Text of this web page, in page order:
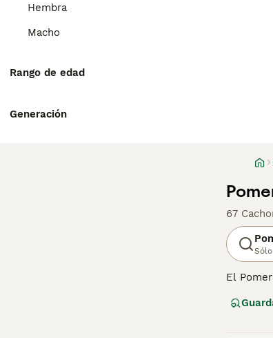
Hembra
Macho
Rango de edad
Generación
67
El